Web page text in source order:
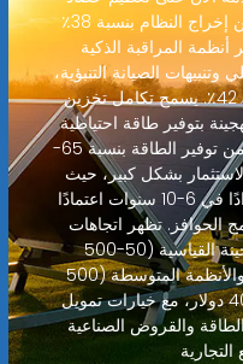
الطاقة من كل محطة، مما يزيد من إخراج النظام بنسبة 38٪
أنظمة المراقبة الذكية
الصيانة التنبؤية،
مما يقلل التكاليف التشغيلية بنسبة 42٪. يسمح تكامل تخزين
بتوفير طاقة احتياطية
وتحسين وقت الاستخدام، مما يزيد من توفير الطاقة بنسبة 65-
بشكل كبير، حيث
تحقق المشاريع الهجينة عادةً استردادًا في 6-10 سنوات اعتمادًا
الحوافز. تظهر اتجاهات
التسعير الأخيرة أن الأنظمة الهجينة القياسية (50-500
كيلوواط) تبدأ من 80،000 دولار والأنظمة المتوسطة (500
كيلوواط-2 ميجاواط) من 400،000 دولار، مع خيارات تمويل
والقروض الصناعية